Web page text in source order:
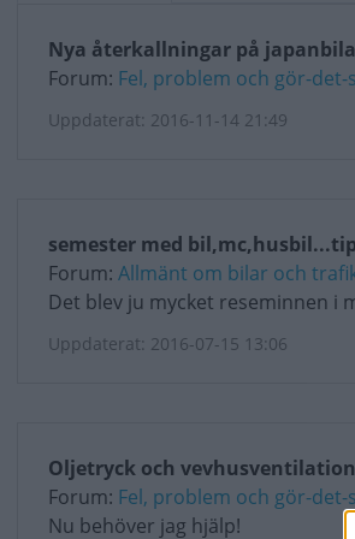
Nya återkallningar på
Forum: Fel, problem och gör-det-
Uppdaterat: 2016-11-14 21:49
semester med
Forum: Allmänt om bilar och
Det blev ju mycket reseminnen i
Uppdaterat: 2016-07-15 13:06
Oljetryck och
Forum: Fel, problem och gör-det-
Nu behöver jag hjälp!